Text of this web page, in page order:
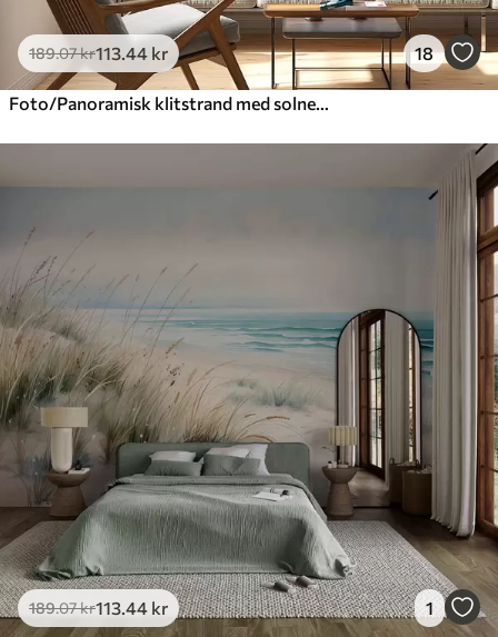
189.07kr113 .44 kr 18
189.07kr113 .44 kr 1